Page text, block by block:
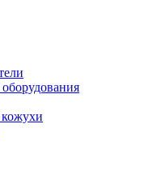
оборудования